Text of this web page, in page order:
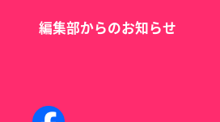
編集部からのお知らせ